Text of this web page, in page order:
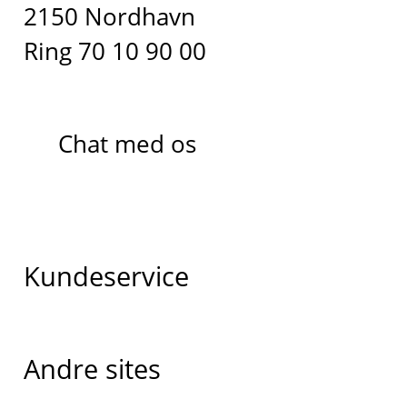
2150 Nordhavn
Ring 70 10 90 00
Chat med os
Kundeservice
Andre sites